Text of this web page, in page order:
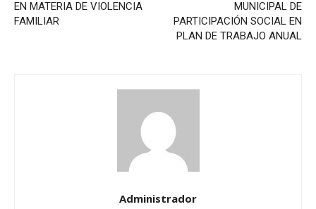
EN MATERIA DE VIOLENCIA
FAMILIAR
MUNICIPAL DE
PARTICIPACIÓN SOCIAL EN
PLAN DE TRABAJO ANUAL
Administrador